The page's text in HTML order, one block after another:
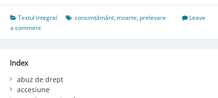
de
persoanele
Textul integral consimțământ, moarte, prelevare
Leave
a comment
Index
abuz de drept
accesiune